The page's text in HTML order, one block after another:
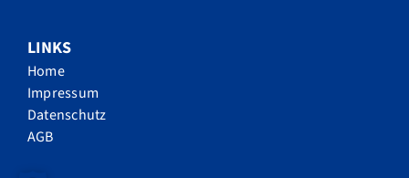
LINKS
Home
Impressum
Datenschutz
AGB